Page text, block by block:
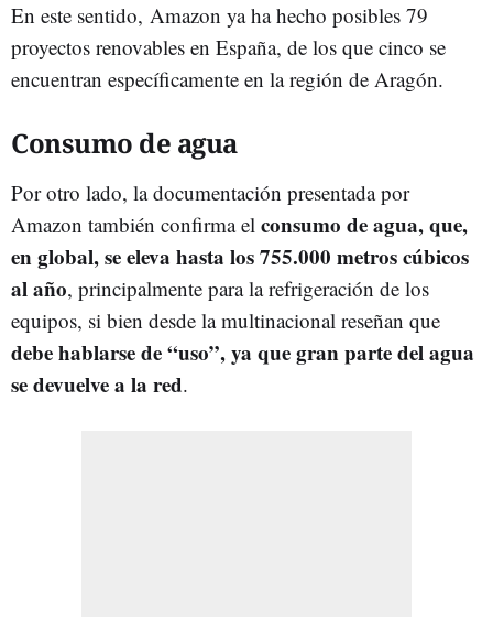
En este sentido, Amazon ya ha hecho posibles 79
proyectos renovables en España, de los que cinco se
encuentran específicamente en la región de Aragón.
Consumo de agua
Por otro lado, la documentación presentada por
Amazon también confirma el consumo de agua, que,
en global, se eleva hasta los 755.000 metros cúbicos
al año, principalmente para la refrigeración de los
equipos, si bien desde la multinacional reseñan que
debe hablarse de “uso”, ya que gran parte del agua
se devuelve a la red.